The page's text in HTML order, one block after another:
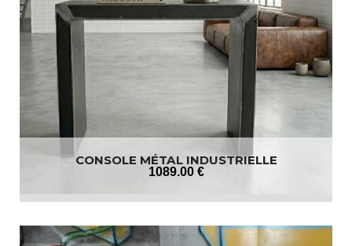
CONSOLE MÉTAL INDUSTRIELLE
1089.00 €